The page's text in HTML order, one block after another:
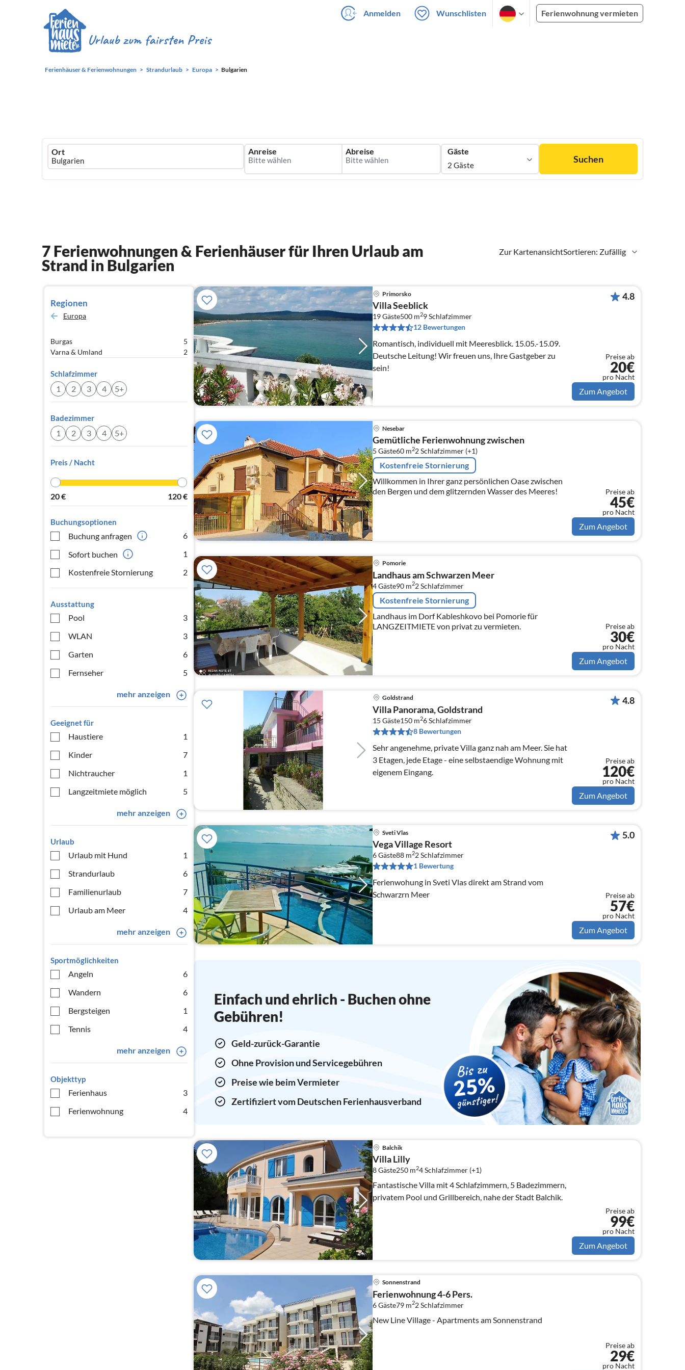
Anmelden Wunschlisten Ferienwohnung vermieten
Ferienhäuser & Ferienwohnungen Strandurlaub Europa Bulgarien
Ferienhausmiete
logo
Ort Anreise Abreise Gäste
2 Gäste
Suchen
Zur KartenansichtSortieren: Zufällig
7 Ferienwohnungen & Ferienhäuser für Ihren Urlaub am
Strand in Bulgarien
Regionen
Europa
Burgas
5
Varna & Umland
2
Schlafzimmer
1 2 3 4 5+
Badezimmer
1 2 3 4 5+
Preis / Nacht
20€ 120€
Buchungsoptionen
Buchung anfragen
6
Sofort buchen
1
Kostenfreie Stornierung
2
Ausstattung
Pool
3
WLAN
3
Garten
6
Fernseher
5
mehr anzeigen
Geeignet für
Haustiere
1
Kinder
7
Nichtraucher
1
Langzeitmiete möglich
5
mehr anzeigen
Urlaub
Urlaub mit Hund
1
Strandurlaub
6
Familienurlaub
7
Urlaub am Meer
4
mehr anzeigen
Sportmöglichkeiten
Angeln
6
Wandern
6
Bergsteigen
1
Tennis
4
mehr anzeigen
Objekttyp
Ferienhaus
3
Ferienwohnung
4
Primorsko
Villa Seeblick
19 Gäste500 m29Schlafzimmer
12 Bewertungen
Romantisch, individuell mit Meeresblick. 15.05.-15.09.
Deutsche Leitung! Wir freuen uns, Ihre Gastgeber zu
sein!
4.8
Preise ab
20€
pro Nacht
Zum Angebot
Nesebar
Gemütliche Ferienwohnung zwischen
5 Gäste60 m22Schlafzimmer (+1)
Kostenfreie Stornierung
Willkommen in Ihrer ganz persönlichen Oase zwischen
den Bergen und dem glitzernden Wasser des Meeres!
Preise ab
45€
pro Nacht
Zum Angebot
Pomorie
Landhaus am Schwarzen Meer
4 Gäste90 m22Schlafzimmer
Kostenfreie Stornierung
Landhaus im Dorf Kableshkovo bei Pomorie für
LANGZEITMIETE von privat zu vermieten.
Preise ab
30€
pro Nacht
Zum Angebot
Goldstrand
Villa Panorama, Goldstrand
15 Gäste150 m26Schlafzimmer
8 Bewertungen
Sehr angenehme, private Villa ganz nah am Meer. Sie hat
3 Etagen, jede Etage - eine selbstaendige Wohnung mit
eigenem Eingang.
4.8
Preise ab
120€
pro Nacht
Zum Angebot
Sveti Vlas
Vega Village Resort
6 Gäste88 m22Schlafzimmer
1 Bewertung
Ferienwohung in Sveti Vlas direkt am Strand vom
Schwarzrn Meer
5.0
Preise ab
57€
pro Nacht
Zum Angebot
Einfach und ehrlich - Buchen ohne
Gebühren!
Geld-zurück-Garantie
Ohne Provision und Servicegebühren
Preise wie beim Vermieter
Zertifiziert vom Deutschen Ferienhausverband
Balchik
Villa Lilly
8 Gäste250 m24Schlafzimmer (+1)
Fantastische Villa mit 4 Schlafzimmern, 5 Badezimmern,
privatem Pool und Grillbereich, nahe der Stadt Balchik.
Preise ab
99€
pro Nacht
Zum Angebot
Sonnenstrand
Ferienwohnung 4-6 Pers.
6 Gäste79 m22Schlafzimmer
New Line Village - Apartments am Sonnenstrand
Preise ab
29€
pro Nacht